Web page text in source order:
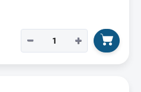
+
−